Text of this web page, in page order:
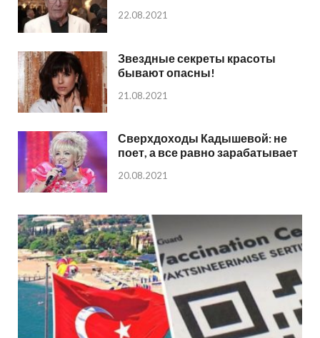
22.08.2021
Звездные секреты красоты
бывают опасны!
21.08.2021
Сверхдоходы Кадышевой: не
поет, а все равно зарабатывает
20.08.2021